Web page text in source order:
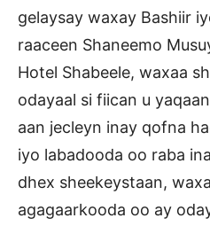
gelaysay waxay Bashiir
raaceen Shaneemo
Hotel Shabeele, waxaa
odayaal si fiican u
aan jecleyn inay qofna
iyo labadooda oo raba
dhex sheekeystaan,
agagaarkooda oo ay